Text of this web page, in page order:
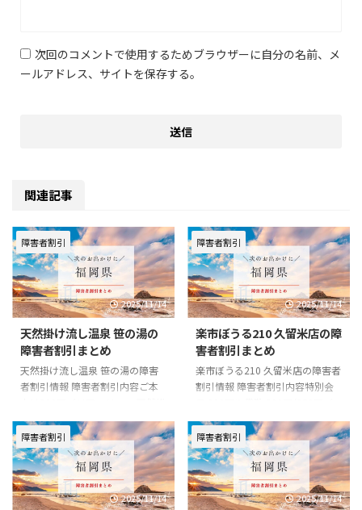
次回のコメントで使用するためブラウザーに自分の名前、メ
ールアドレス、サイトを保存する。
関連記事
障害者割引
2025/11/14
天然掛け流し温泉 笹の湯の
障害者割引まとめ
天然掛け流し温泉 笹の湯の障害
者割引情報 障害者割引内容ご本
け流し温泉 笹の湯の基本情報 住
所〒839-1215 福岡県久留米市田
主丸町竹野631-1電話番号0943-
73-0828一般料金■入浴料大人
500円小人(小学生) 300円公式
URLhttp://sasanoyu.jp/index.ph
障害者割引
2025/11/14
楽市ぼうる210 久留米店の障
害者割引まとめ
楽市ぼうる210 久留米店の障害者
割引情報 障害者割引内容特別会
リアフリーー 楽市ぼうる210 久
留米店の基本情報 住所〒839-
0809 福岡県久留米市東合川2-2-1
電話番号0942-43-2763一般料金
一般 550円大学生 500円小・中・
高生 450円幼児・シルバー 400円
障害者割引
2025/11/14
障害者割引
2025/11/14